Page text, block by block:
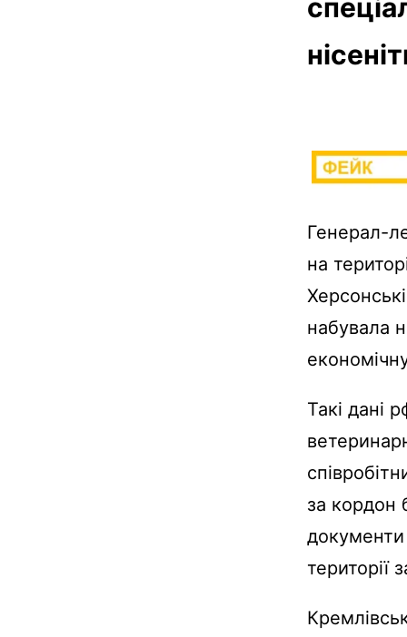
Генерал-
на
набувала
Такі дані
за кордон
документи
території